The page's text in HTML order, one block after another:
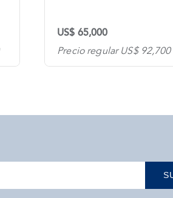
US$ 65,000
Precio regular US$ 92,700